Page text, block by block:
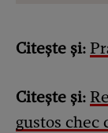
Citește și:
Citește și:
gustos chec